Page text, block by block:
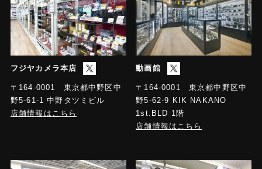
フジヤカメラ本店
〒164-0001 東京都中野区中
野5-61-1 中野タツミビル
店舗情報はこちら
動画館
〒164-0001 東京都中野区中
野5-62-9 KIK NAKANO
1st.BLD 1階
店舗情報はこちら